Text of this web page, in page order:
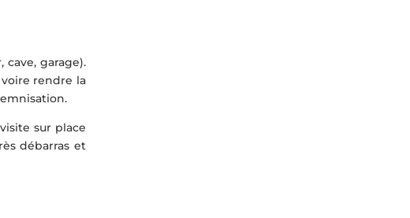
garage).
rendre la
sur place
débarras et